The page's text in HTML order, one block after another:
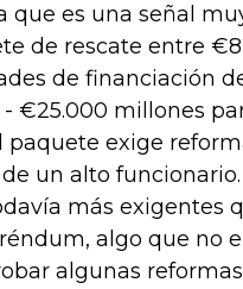
es una señal
de rescate entre
de financiación
€25.000 millones
paquete exige
un alto
más exigentes
algo que no
algunas reformas